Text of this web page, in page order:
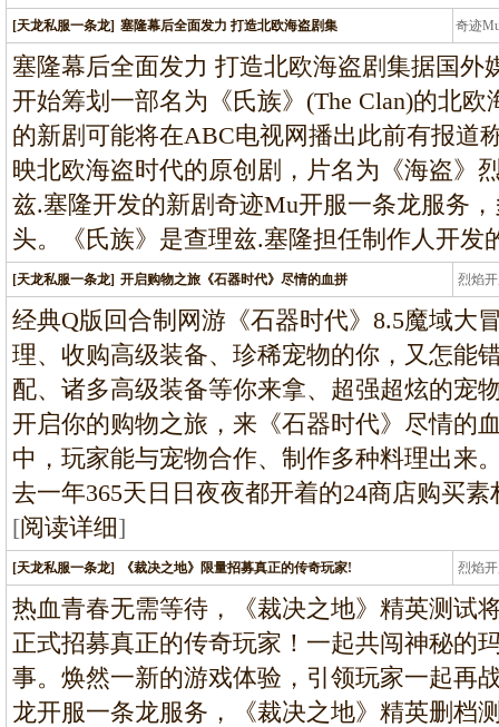
[天龙私服一条龙] 塞隆幕后全面发力 打造北欧海盗剧集 奇迹
条
塞隆幕后全面发力 打造北欧海盗剧集据国外
开始筹划一部名为《氏族》(The Clan)的北
的新剧可能将在ABC电视网播出此前有报道
映北欧海盗时代的原创剧，片名为《海盗》
兹.塞隆开发的新剧奇迹Mu开服一条龙服务
头。《氏族》是查理兹.塞隆担任制作人开发
[天龙私服一条龙] 开启购物之旅《石器时代》尽情的血拼 烈焰
龙
经典Q版回合制网游《石器时代》8.5魔域大
理、收购高级装备、珍稀宠物的你，又怎能
配、诸多高级装备等你来拿、超强超炫的宠
开启你的购物之旅，来《石器时代》尽情的
中，玩家能与宠物合作、制作多种料理出来
去一年365天日日夜夜都开着的24商店购买
[阅读详细]
[天龙私服一条龙] 《裁决之地》限量招募真正的传奇玩家! 烈焰
龙
热血青春无需等待，《裁决之地》精英测试
正式招募真正的传奇玩家！一起共闯神秘的
事。焕然一新的游戏体验，引领玩家一起再
龙开服一条龙服务，《裁决之地》精英删档